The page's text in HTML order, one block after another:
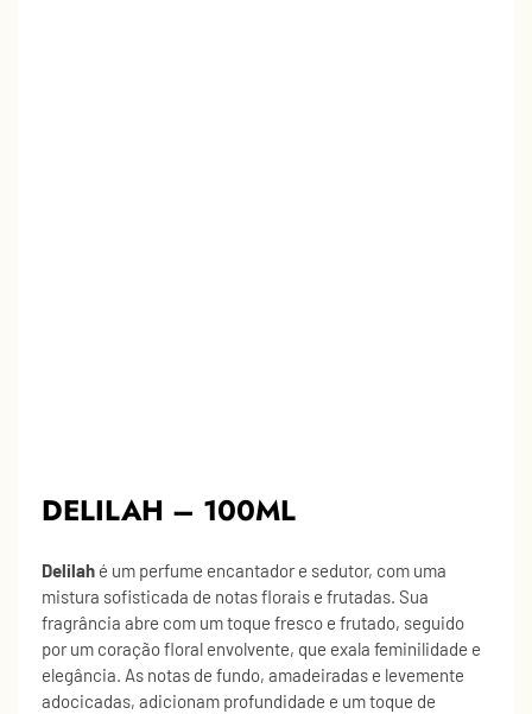
DELILAH – 100ML
Delilah é um perfume encantador e sedutor, com uma
mistura sofisticada de notas florais e frutadas. Sua
fragrância abre com um toque fresco e frutado, seguido
por um coração floral envolvente, que exala feminilidade e
elegância. As notas de fundo, amadeiradas e levemente
adocicadas, adicionam profundidade e um toque de